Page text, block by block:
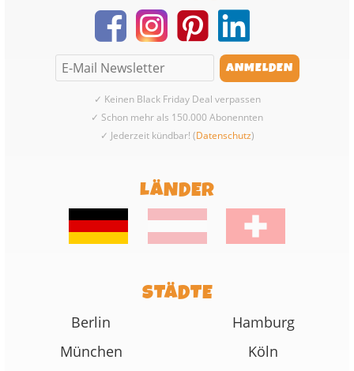
✓ Keinen Black Friday Deal verpassen
✓ Schon mehr als 150.000 Abonennten
✓ Jederzeit kündbar! (Datenschutz)
LÄNDER
STÄDTE
Berlin
Hamburg
München
Köln